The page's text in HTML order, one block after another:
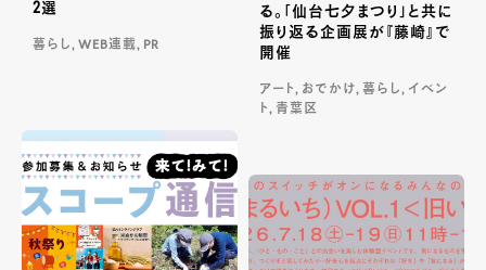
2選
暮らし, WEB連載, PR
る。「仙台七夕まつり」と共に
振り返る企画展が『藤崎』で
開催
アート, おでかけ, 暮らし, イベン
ト, 青葉区